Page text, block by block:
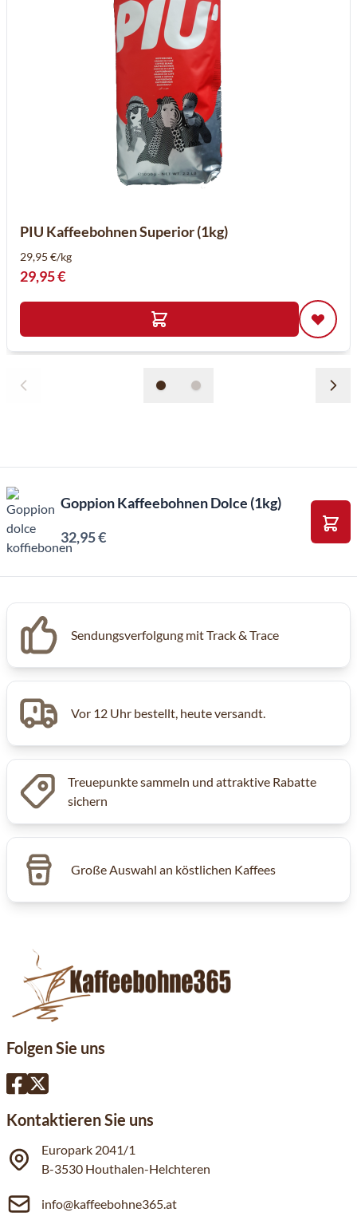
PIU Kaffeebohnen Superior (1kg)
29,95 €/kg
29,95 €
Goppion Kaffeebohnen Dolce (1kg)
32,95 €
In
Sendungsverfolgung mit Track & Trace
Vor 12 Uhr bestellt, heute versandt.
Treuepunkte sammeln und attraktive Rabatte
sichern
Große Auswahl an köstlichen Kaffees
Folgen Sie uns
Kontaktieren Sie uns
Europark 2041/1
B-3530 Houthalen-Helchteren
info@kaffeebohne365.at